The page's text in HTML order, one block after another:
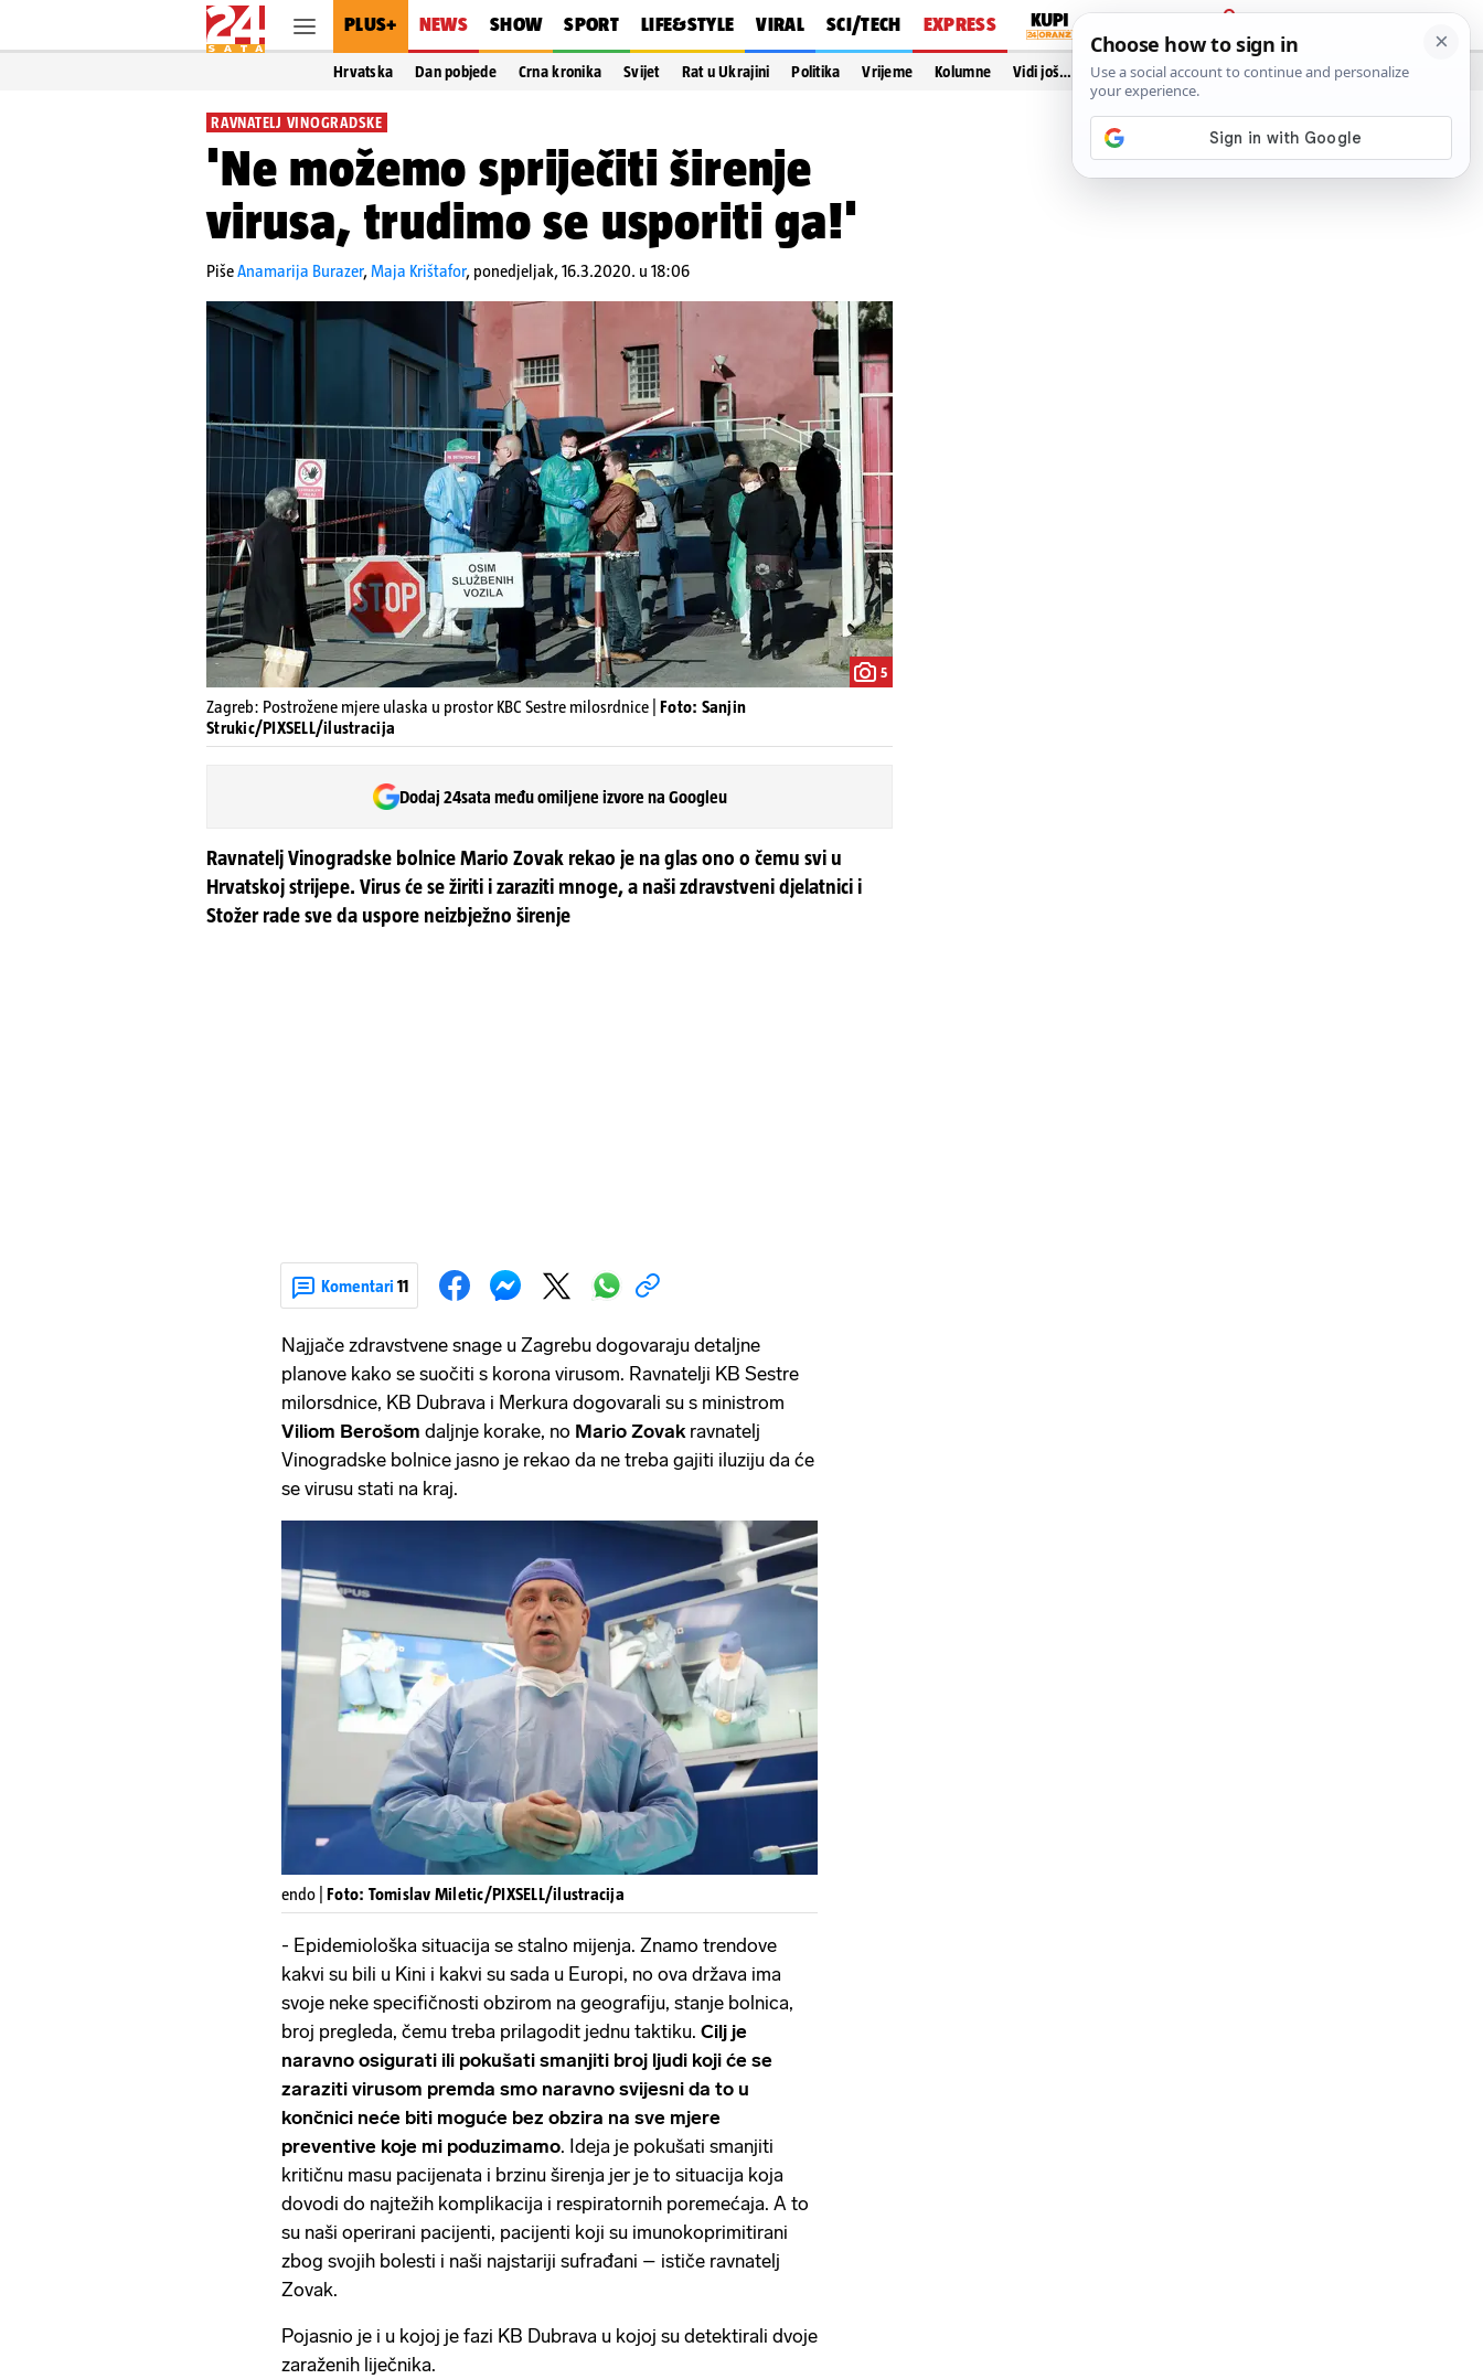
PLUS+ NEWS SHOW SPORT LIFE&STYLE VIRAL SCI/TECH EXPRESS
PRIJAVA
Hrvatska Dan pobjede Crna kronika Svijet Rat u Ukrajini Politika Vrijeme Kolumne Vidi još…
RAVNATELJ VINOGRADSKE
'Ne možemo spriječiti širenje
virusa, trudimo se usporiti ga!'
PišeAnamarija Burazer,Maja Krištafor, ponedjeljak, 16.3.2020. u 18:06
5
Zagreb: Postrožene mjere ulaska u prostor KBC Sestre milosrdnice | Foto: Sanjin
Strukic/PIXSELL/ilustracija
Dodaj 24sata među omiljene izvore na Googleu
Ravnatelj Vinogradske bolnice Mario Zovak rekao je na glas ono o čemu svi u
Hrvatskoj strijepe. Virus će se žiriti i zaraziti mnoge, a naši zdravstveni djelatnici i
Stožer rade sve da uspore neizbježno širenje
Komentari 11
Najjače zdravstvene snage u Zagrebu dogovaraju detaljne
planove kako se suočiti s korona virusom. Ravnatelji KB Sestre
milorsdnice, KB Dubrava i Merkura dogovarali su s ministrom
Viliom Berošom daljnje korake, no Mario Zovakravnatelj
Vinogradske bolnice jasno je rekao da ne treba gajiti iluziju da će
se virusu stati na kraj.
endo | Foto: Tomislav Miletic/PIXSELL/ilustracija
- Epidemiološka situacija se stalno mijenja. Znamo trendove
kakvi su bili u Kini i kakvi su sada u Europi, no ova država ima
svoje neke specifičnosti obzirom na geografiju, stanje bolnica,
broj pregleda, čemu treba prilagodit jednu taktiku. Cilj je
naravno osigurati ili pokušati smanjiti broj ljudi koji će se
zaraziti virusom premda smo naravno svijesni da to u
končnici neće biti moguće bez obzira na sve mjere
preventive koje mi poduzimamo. Ideja je pokušati smanjiti
kritičnu masu pacijenata i brzinu širenja jer je to situacija koja
dovodi do najtežih komplikacija i respiratornih poremećaja. A to
su naši operirani pacijenti, pacijenti koji su imunokoprimitirani
zbog svojih bolesti i naši najstariji sufrađani – ističe ravnatelj
Zovak.
Pojasnio je i u kojoj je fazi KB Dubrava u kojoj su detektirali dvoje
zaraženih liječnika.